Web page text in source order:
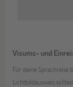
Visums- und
Für deine Sprachreise
Lichtbildausweis